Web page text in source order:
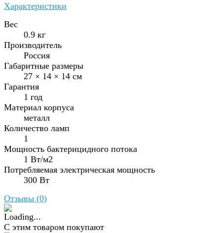
Характеристики
Вес
0.9 кг
Производитель
Россия
Габаритные размеры
27 × 14 × 14 см
Гарантия
1 год
Материал корпуса
металл
Количество ламп
1
Мощность бактерицидного потока
1 Вт/м2
Потребляемая электрическая мощность
300 Вт
Отзывы (0)
С этим товаром покупают